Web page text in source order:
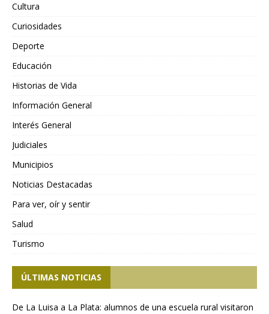
Cultura
Curiosidades
Deporte
Educación
Historias de Vida
Información General
Interés General
Judiciales
Municipios
Noticias Destacadas
Para ver, oír y sentir
Salud
Turismo
ÚLTIMAS NOTICIAS
De La Luisa a La Plata: alumnos de una escuela rural visitaron